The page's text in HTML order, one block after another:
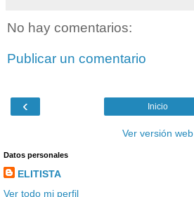
No hay comentarios:
Publicar un comentario
‹ Inicio
Ver versión web
Datos personales
ELITISTA
Ver todo mi perfil